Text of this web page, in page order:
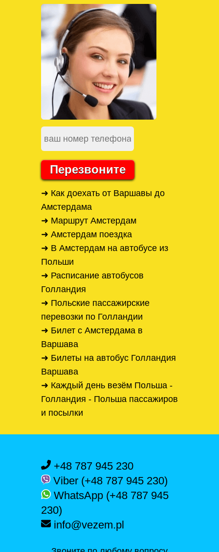
Перезвоните
➜ Как доехать от Варшавы до
Амстердама
➜ Маршрут Амстердам
➜ Амстердам поездка
➜ В Амстердам на автобусе из
Польши
➜ Расписание автобусов
Голландия
➜ Польские пассажирские
перевозки по Голландии
➜ Билет с Амстердама в
Варшава
➜ Билеты на автобус Голландия
Варшава
➜ Каждый день везём Польша -
Голландия - Польша пассажиров
и посылки
+48 787 945 230
Viber (+48 787 945 230)
WhatsApp (+48 787 945
230)
info@vezem.pl